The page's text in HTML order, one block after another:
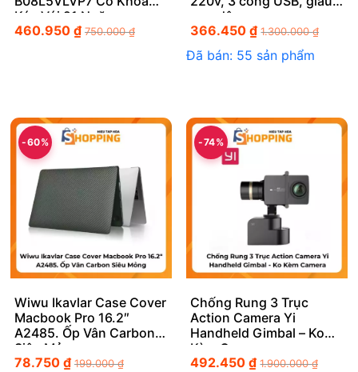
Kéo Với 21 Ngăn
460.950 ₫ 750.000₫
gọn dây
366.450₫ 1.300.000₫
Đã bán: 55 sản phẩm
-60%
Wiwu Ikavlar Case Cover
Macbook Pro 16.2″
A2485. Ốp Vân Carbon
Siêu Mỏng
78.750 ₫ 199.000₫
-74%
Chống Rung 3 Trục
Action Camera Yi
Handheld Gimbal – Ko
Kèm Camera
492.450₫ 1.900.000₫